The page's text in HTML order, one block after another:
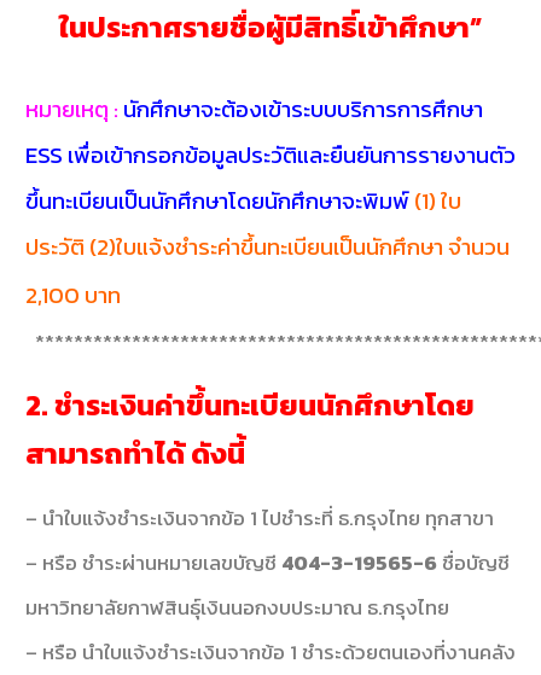
ในประกาศรายชื่อผู้มีสิทธิ์เข้าศึกษา”
หมายเหตุ : นักศึกษาจะต้องเข้าระบบบริการการศึกษา
ESS เพื่อเข้ากรอกข้อมูลประวัติและยืนยันการรายงานตัว
ขึ้นทะเบียนเป็นนักศึกษาโดยนักศึกษาจะพิมพ์(1) ใบ
ประวัติ (2)ใบแจ้งชำระค่าขึ้นทะเบียนเป็นนักศึกษา จำนวน
2,100 บาท
2. ชำระเงินค่าขึ้นทะเบียนนักศึกษาโดย
สามารถทำได้ ดังนี้
– นำใบแจ้งชำระเงินจากข้อ 1 ไปชำระที่ ธ.กรุงไทย ทุกสาขา
– หรือ ชำระผ่านหมายเลขบัญชี 404-3-19565-6ชื่อบัญชี
มหาวิทยาลัยกาฬสินธุ์เงินนอกงบประมาณ ธ.กรุงไทย
– หรือ นำใบแจ้งชำระเงินจากข้อ 1 ชำระด้วยตนเองที่งานคลัง